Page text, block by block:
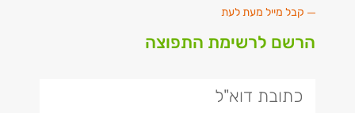
קבל מייל מעת לעת
הרשם לרשימת התפוצה